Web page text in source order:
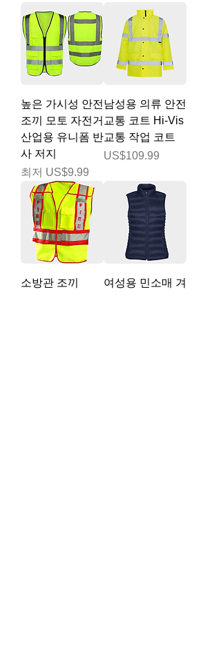
높은 가시성 안전
조끼 모토 자전거
산업용 유니폼 반
사 저지
최저 US$9.99
할인가
남성용 의류 안전
교통 코트 Hi-Vis
교통 작업 코트
가격
US$109.99
소방관 조끼
여성용 민소매 겨